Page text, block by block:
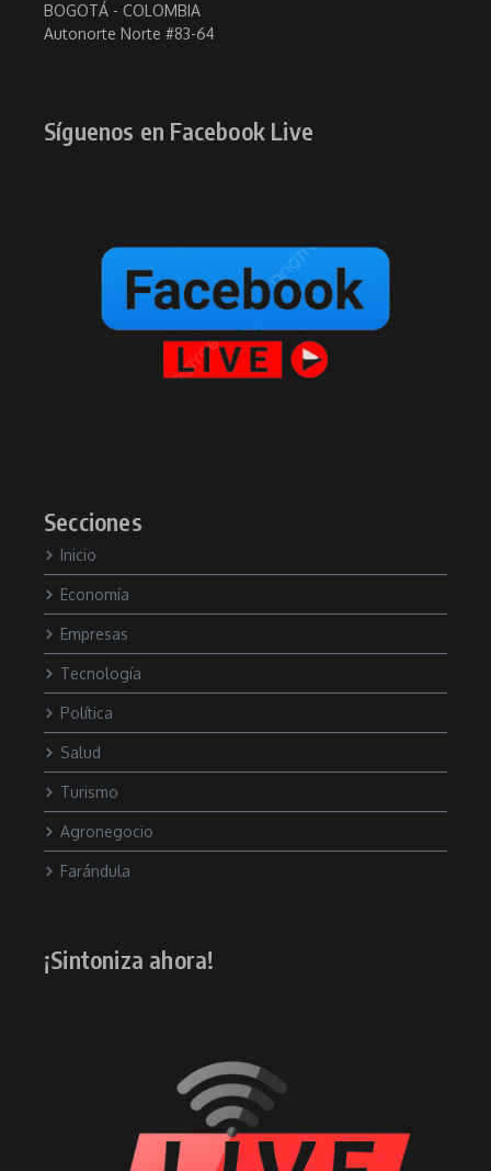
BOGOTÁ - COLOMBIA
Autonorte Norte #83-64
Síguenos en Facebook Live
Secciones
Inicio
Economía
Empresas
Tecnología
Política
Salud
Turismo
Agronegocio
Farándula
¡Sintoniza ahora!